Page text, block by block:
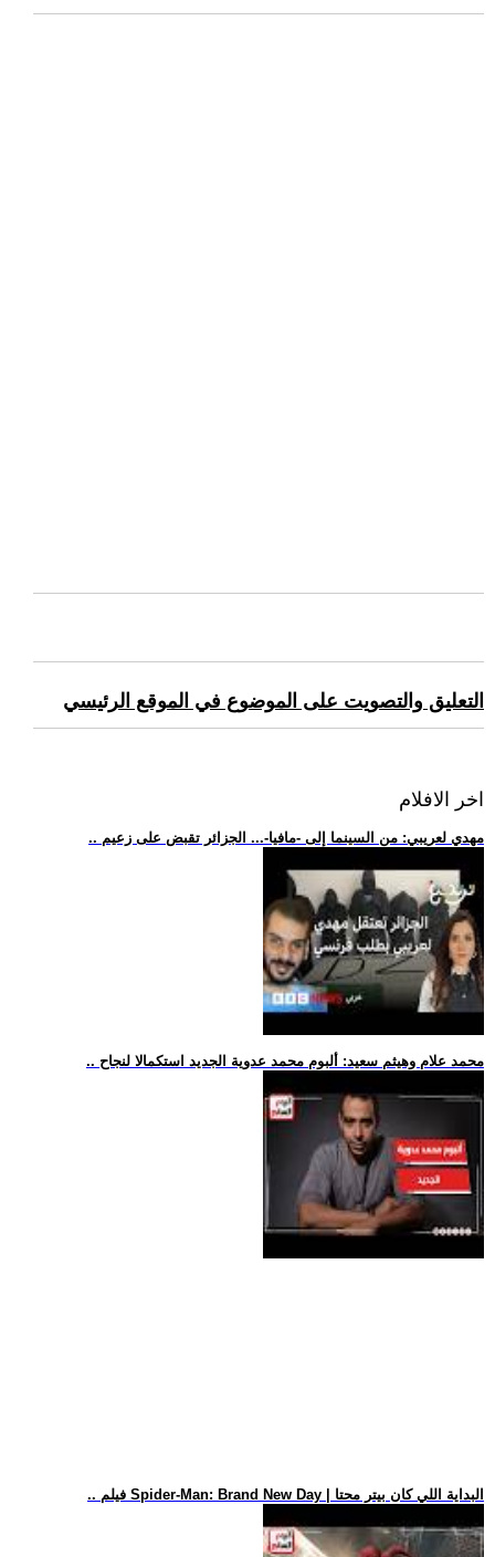
التعليق والتصويت على الموضوع في الموقع الرئيسي
اخر الافلام
.. مهدي لعريبي: من السينما إلى -مافيا-... الجزائر تقبض على زعيم
.. محمد علام وهيثم سعيد: ألبوم محمد عدوية الجديد استكمالا لنجاح
.. فيلم Spider-Man: Brand New Day | البداية اللي كان بيتر محتا